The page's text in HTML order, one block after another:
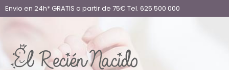
Envio en 24h* GRATIS a partir de 75€ Tel. 625 500 000